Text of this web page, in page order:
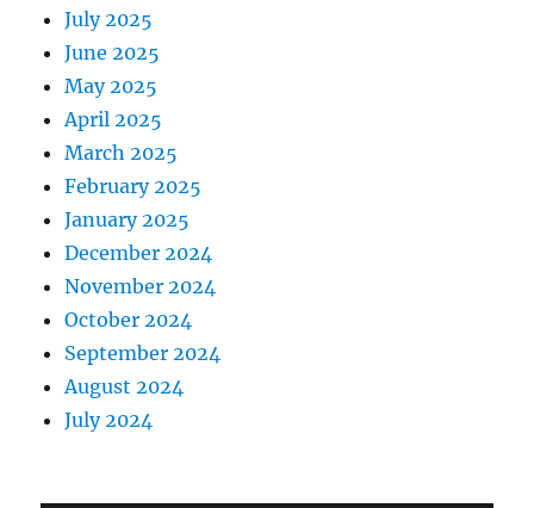
July 2025
June 2025
May 2025
April 2025
March 2025
February 2025
January 2025
December 2024
November 2024
October 2024
September 2024
August 2024
July 2024